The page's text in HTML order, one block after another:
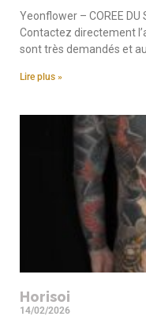
Yeonflower – COREE
Contactez directement
sont très demandés et
Lire plus »
Horisoi
14/02/2026